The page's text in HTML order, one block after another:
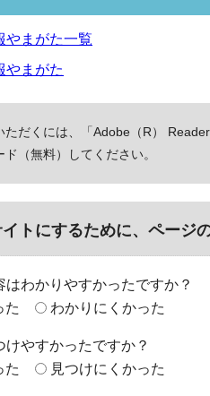
やまがた一覧
やまがた
ただくには、「Adobe（R）
（無料）してください。
トにするために、ページ
はわかりやすかったですか？
た
わかりにくかった
けやすかったですか？
た
見つけにくかった